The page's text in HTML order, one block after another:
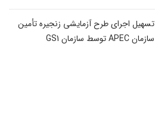
تسهیل اجرای طرح آزمایشی زنجیره تأمین
سازمان APEC توسط سازمان GS1